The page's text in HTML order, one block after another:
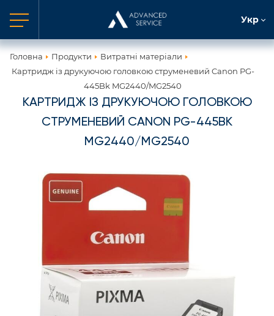
Укр
Головна Продукти
Витратні матеріали
Картридж із друкуючою головкою струменевий Canon PG-
445Bk MG2440/MG2540
КАРТРИДЖ ІЗ ДРУКУЮЧОЮ ГОЛОВКОЮ
СТРУМЕНЕВИЙ CANON PG-445BK
MG2440/MG2540